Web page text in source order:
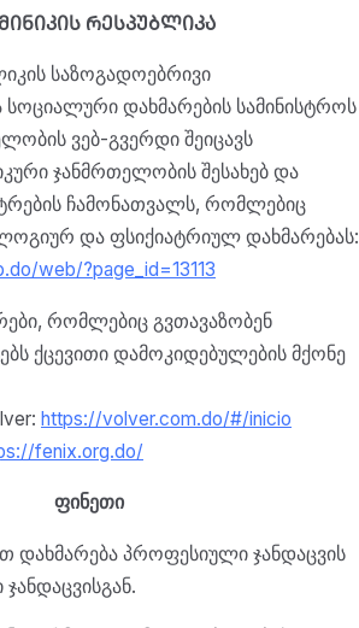
ᲠᲔᲡᲞᲣᲑᲚᲘᲙᲐ
საზოგადოებრივი
დახმარების სამინისტროს
ვებ-გვერდი შეიცავს
ჯანმრთელობის შესახებ და
ჩამონათვალს, რომლებიც
და ფსიქიატრიულ დახმარებას:
web/?page_id=13113
რომლებიც გვთავაზობენ
ქცევითი დამოკიდებულების მქონე
https://volver.com.do/#/inicio
fenix.org.do/
ფინეთი
დახმარება პროფესიული ჯანდაცვის